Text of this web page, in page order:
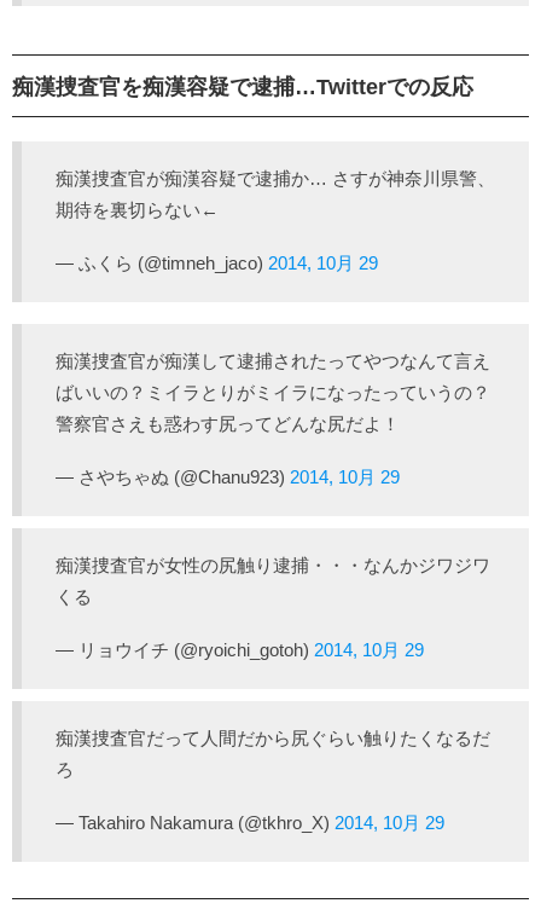
痴漢捜査官を痴漢容疑で逮捕…Twitterでの反応
痴漢捜査官が痴漢容疑で逮捕か… さすが神奈川県警、
期待を裏切らない←
— ふくら (@timneh_jaco) 2014, 10月 29
痴漢捜査官が痴漢して逮捕されたってやつなんて言え
ばいいの？ミイラとりがミイラになったっていうの？
警察官さえも惑わす尻ってどんな尻だよ！
— さやちゃぬ (@Chanu923) 2014, 10月 29
痴漢捜査官が女性の尻触り逮捕・・・なんかジワジワ
くる
— リョウイチ (@ryoichi_gotoh) 2014, 10月 29
痴漢捜査官だって人間だから尻ぐらい触りたくなるだ
ろ
— Takahiro Nakamura (@tkhro_X) 2014, 10月 29